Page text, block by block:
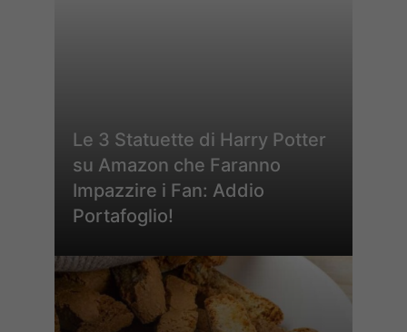
Le 3 Statuette di Harry Potter
su Amazon che Faranno
Impazzire i Fan: Addio
Portafoglio!